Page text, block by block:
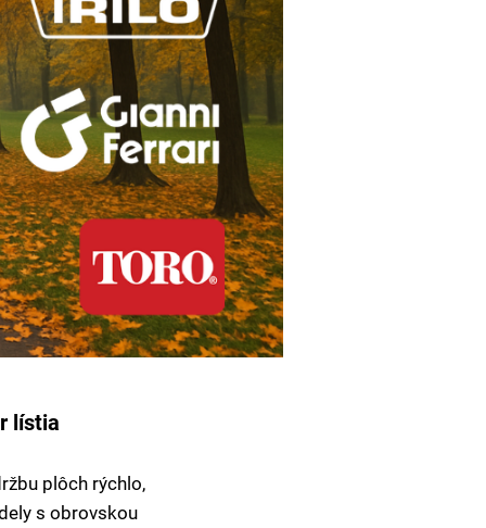
lístia
plôch rýchlo,
s obrovskou